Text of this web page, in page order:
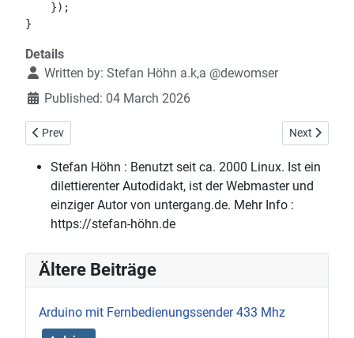
    });
Details
Written by: Stefan Höhn a.k,a @dewomser
Published: 04 March 2026
Previous article: Hagel in Worms Pfeddersheim 23.09.2023
Prev Next article:
Next
Stefan Höhn : Benutzt seit ca. 2000 Linux. Ist ein
dilettierenter Autodidakt, ist der Webmaster und
einziger Autor von untergang.de. Mehr Info :
https://stefan-höhn.de
Ältere Beiträge
Arduino mit Fernbedienungssender 433 Mhz